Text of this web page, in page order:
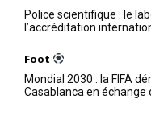
Police scientifique : le
l’accréditation
Foot
Mondial 2030 : la FIFA
Casablanca en échange